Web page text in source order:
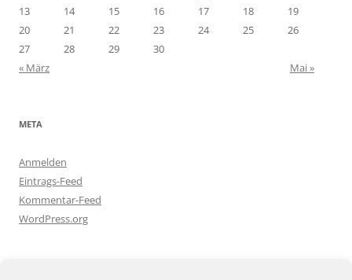
13
14 15 16 17 18
19
20
21 22 23 24 25
26
27
28 29
30
« März
Mai »
META
Anmelden
Eintrags-Feed
Kommentar-Feed
WordPress.org